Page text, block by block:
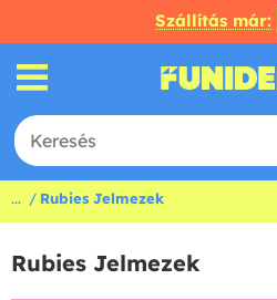
Szállítás már:
... Rubies Jelmezek
Rubies Jelmezek